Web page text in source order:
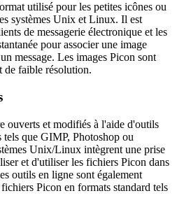
utilisé pour les petites icônes ou
systèmes Unix et Linux. Il est
de messagerie électronique et les
pour associer une image
message. Les images Picon sont
de faible résolution.
ouverts et modifiés à l'aide d'outils
tels que GIMP, Photoshop ou
Unix/Linux intègrent une prise
et d'utiliser les fichiers Picon dans
outils en ligne sont également
Picon en formats standard tels